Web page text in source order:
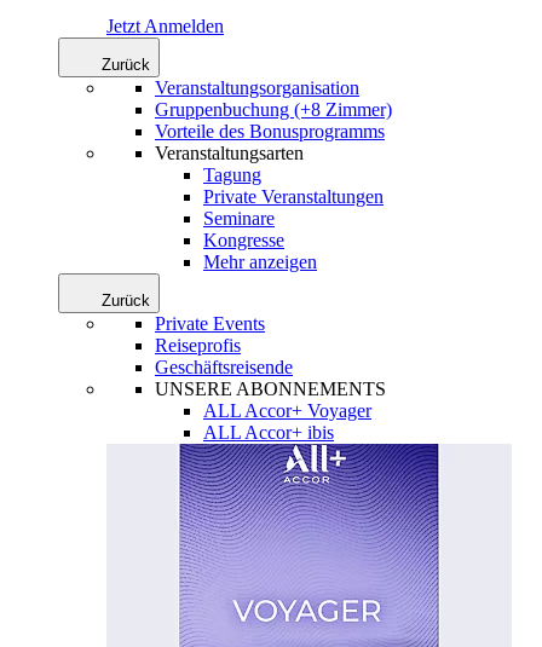
Jetzt Anmelden
Zurück
Veranstaltungsorganisation
Gruppenbuchung (+8 Zimmer)
Vorteile des Bonusprogramms
Veranstaltungsarten
Tagung
Private Veranstaltungen
Seminare
Kongresse
Mehr anzeigen
Zurück
Private Events
Reiseprofis
Geschäftsreisende
UNSERE ABONNEMENTS
ALL Accor+ Voyager
ALL Accor+ ibis